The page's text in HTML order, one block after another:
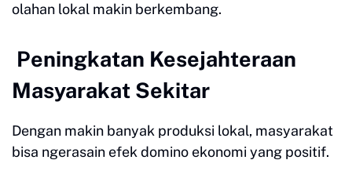
olahan lokal makin berkembang.
Peningkatan Kesejahteraan
Masyarakat Sekitar
Dengan makin banyak produksi lokal, masyarakat
bisa ngerasain efek domino ekonomi yang positif.